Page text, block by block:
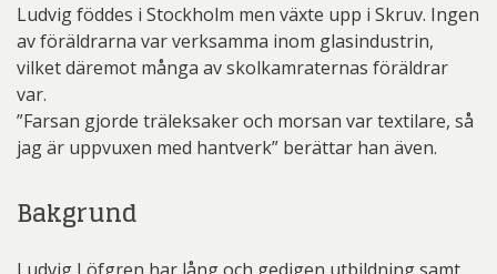
Ludvig föddes i Stockholm men växte upp i Skruv. Ingen
av föräldrarna var verksamma inom glasindustrin,
vilket däremot många av skolkamraternas föräldrar
var.
”Farsan gjorde träleksaker och morsan var textilare, så
jag är uppvuxen med hantverk” berättar han även.
Bakgrund